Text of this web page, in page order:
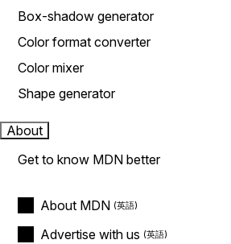
Box-shadow generator
Color format converter
Color mixer
Shape generator
About
Get to know MDN better
About MDN
Advertise with us